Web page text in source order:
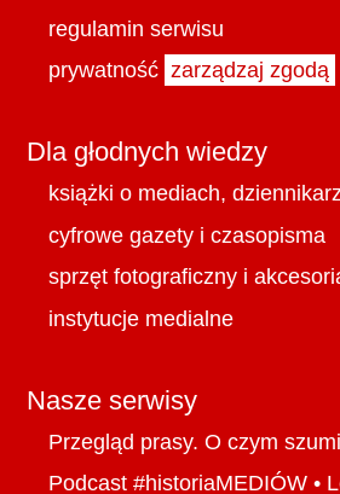
regulamin serwisu
prywatność zarządzaj zgodą
Dla głodnych wiedzy
książki o mediach,
cyfrowe gazety i czasopisma
sprzęt fotograficzny i
instytucje medialne
Nasze serwisy
Przegląd prasy. O czym
Podcast #historiaMEDIÓW •